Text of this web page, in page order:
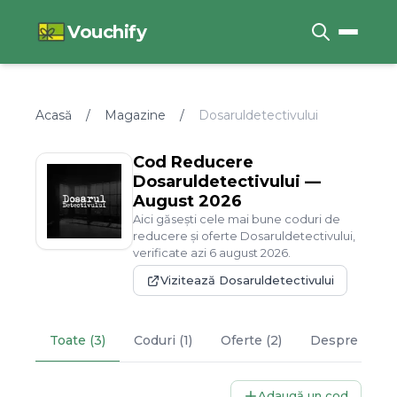
Vouchify
Acasă / Magazine / Dosaruldetectivului
Cod Reducere
Dosaruldetectivului —
August 2026
Aici găsești cele mai bune coduri de
reducere și oferte Dosaruldetectivului
verificate azi 6 august 2026
Vizitează Dosaruldetectivului
Toate (3) Coduri (1) Oferte (2) Despre